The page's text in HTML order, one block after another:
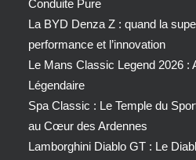
Conduite Pure
La BYD Denza Z : quand la
performance et l’innovation
Le Mans Classic Legend 2026 :
Légendaire
Spa Classic : Le Temple du
au Cœur des Ardennes
Lamborghini Diablo GT : Le